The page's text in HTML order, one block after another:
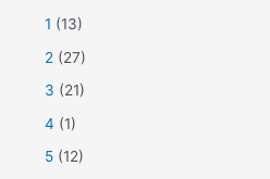
1 (13)
2 (27)
3 (21)
4 (1)
5 (12)